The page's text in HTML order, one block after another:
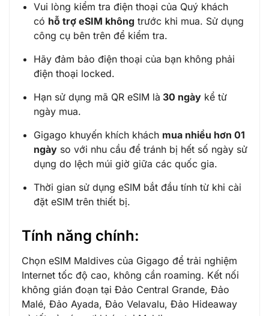
Vui lòng kiểm tra điện thoại của Quý khách
có hỗ trợ eSIM không trước khi mua. Sử dụng
công cụ bên trên để kiểm tra.
Hãy đảm bảo điện thoại của bạn không phải
điện thoại locked.
Hạn sử dụng mã QR eSIM là 30 ngày kể từ
ngày mua.
Gigago khuyến khích khách mua nhiều hơn 01
ngày so với nhu cầu để tránh bị hết số ngày sử
dụng do lệch múi giờ giữa các quốc gia.
Thời gian sử dụng eSIM bắt đầu tính từ khi cài
đặt eSIM trên thiết bị.
Tính năng chính:
Chọn eSIM Maldives của Gigago để trải nghiệm
Internet tốc độ cao, không cần roaming. Kết nối
không gián đoạn tại Đảo Central Grande, Đảo
Malé, Đảo Ayada, Đảo Velavalu, Đảo Hideaway